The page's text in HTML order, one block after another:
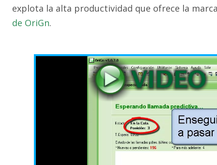
explota la alta productividad que ofrece la
de OriGn.